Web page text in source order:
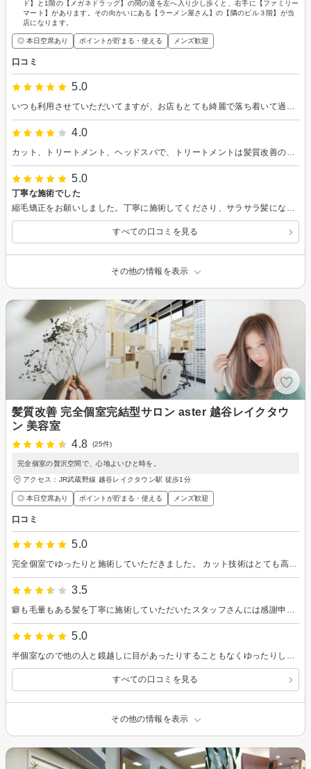
ド】と1階の【メガネドラッグ】の間の道を左へ入り少し歩くと、右手に【ファミリー
マート】があります。その向かいにある【ラーメン屋さん】の【隣のビル３階】が当
店になります。
◎ 本日空席あり ポイントが貯まる・使える メンズ歓迎
口コミ
5.0
いつも利用させていただいてますが、お店もとても綺麗で落ち着いて過ごす事が出来ます。 何よりも今野さんが素敵な方で、何でも相談できます。
4.0
カット、トリートメント、ヘッドスパで、トリートメントは髪質改善のものでした。 席は完全個室でゆったりできました。私の個室は鏡が正面でしたが、他の個室は横についているものもあるようでした。かなり気を使って設計されているみたいです。ですが、私の反対にある個室の鏡が私から見えていました。きっとたまたまですね。 トリートメントはかなりいいものらしく、何回か髪を洗いましたが、手触りが最初と変わりません。 シャンプー台は3つでしたが、隣が空いてるように配慮しているようで、お店の心遣いを感じました。 ヘッドスパは寝落ちしてしまったようで、気持ちよさだけを覚えています。 ありがとうごさいました。
5.0
丁寧な施術でした
縮毛矯正をお願いしました。丁寧に施術してくださり、サラサラ髪になる事ができて嬉しいです！ 次回の縮毛の時も、また伺いたいと思います。
すべての口コミを見る
その他の情報を表示
髪質改善 完全個室完結型サロン aster 越谷レイクタウ
ン 美容室
4.8
(25件)
完全個室の贅沢空間で、心地よいひと時を。
アクセス：JR武蔵野線 越谷レイクタウン駅 徒歩1分
◎ 本日空席あり ポイントが貯まる・使える メンズ歓迎
口コミ
5.0
完全個室でゆったりと施術していただきました。 カット技術はとても高い方で、2回目ですがリピさせていただきました。 ちょっとお高めの酸熱トリートメントですが、していただいた後のサラサラ感等とても良くずっとさわっていたくなります。 またお願いしたい美容室です。
3.5
癖も毛量もある髪を丁寧に施術していただいたスタッフさんには感謝申し上げます。 ただ、予約を直前に入れると、隙間時間に無理やり詰め込まれる感じらしく、他の方との施術の関係上合間でまあまあ待たされるので、時間と気持ちに余裕がないと無理だと思います。 それならいっそ予約を入れられないようにした方が諦めがつきますね。 あまり余裕をもった予約を入れられないので、次回からはもういいかな、と思いました。 あと、メニューに「ヘアカラー」のタグがついていたので、カラー込みだと勘違いしました。 私のような粗忽者のためにも「ヘアカラー」のタグを削除していただいた方が良いかと思います。
5.0
半個室なので他の人と鏡越しに目があったりすることもなくゆったりしながら、シャンプーも移動もせず仕上げてもらえる設備、丁寧に仕上げてもらえて完璧です。いつもありがとうございます。
すべての口コミを見る
その他の情報を表示